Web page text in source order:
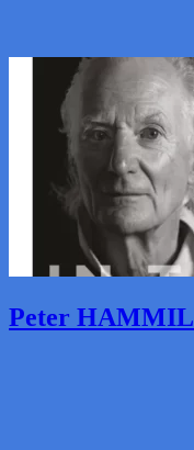
Peter